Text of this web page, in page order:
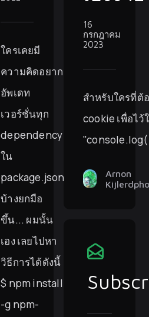
16
กรกฎาคม
2023
สำหรับใครที่ต้
cookie เพื่อไ
Arnon
ใครเคยมี
ความคิดอยาก
อัพเดท
เวอร์ชั่นทุก
dependency
ใน
package.json
บ้างยกมือ
ขึ้น... ผมนั้น
เอง เลยไปหา
วิธีการได้ดังนี้
$ npm install
-g npm-